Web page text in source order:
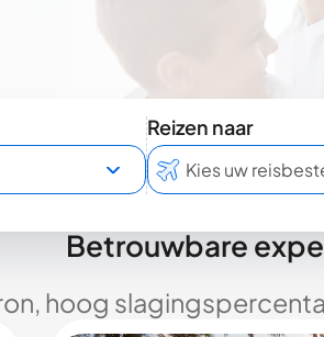
Reizen naar
Betrouwbare
hoog